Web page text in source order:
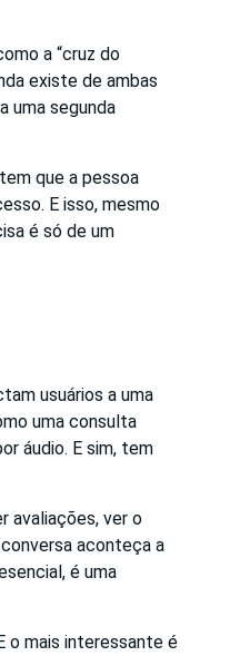
a “cruz do
existe de ambas
uma segunda
que a pessoa
E isso, mesmo
é só de um
usuários a uma
uma consulta
áudio. E sim, tem
avaliações, ver o
aconteça a
é uma
o mais interessante é